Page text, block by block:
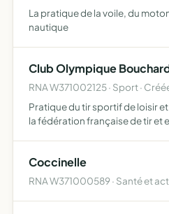
La pratique de la voile, du
nautique
Club Olympique
RNA W371002125 · Sport ·
Pratique du tir sportif de loisir
la fédération française de tir et
Coccinelle
RNA W371000589 · Santé et